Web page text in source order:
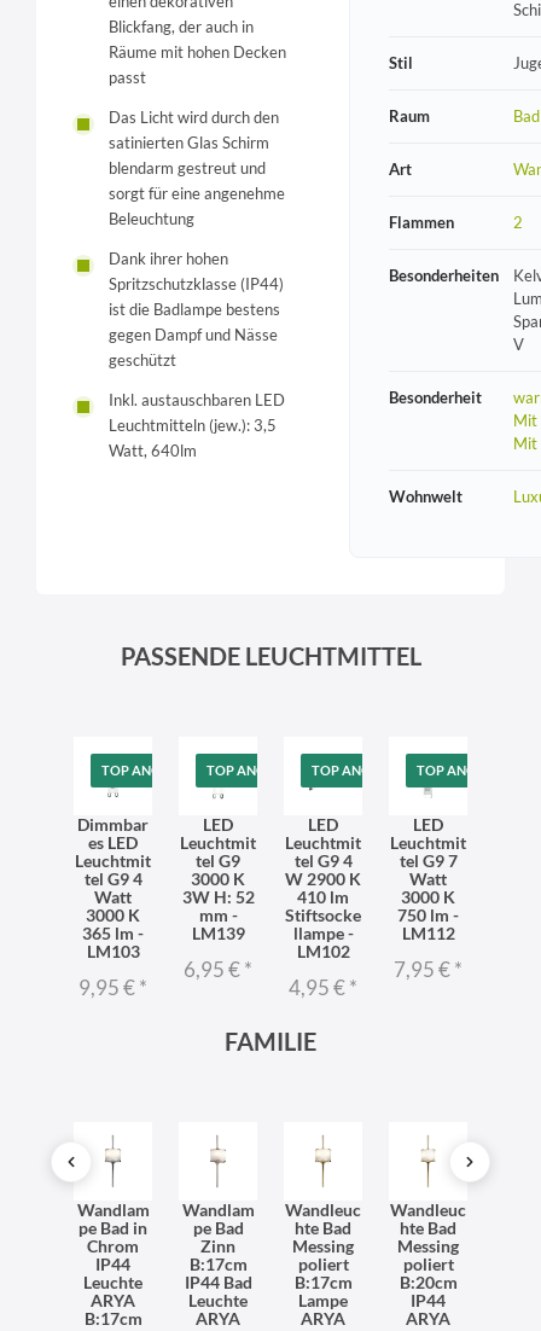
Blickfang, der auch in
Räume mit hohen Decken
passt
Das Licht wird durch den
satinierten Glas Schirm
blendarm gestreut und
sorgt für eine angenehme
Beleuchtung
Dank ihrer hohen
Spritzschutzklasse (IP44)
ist die Badlampe bestens
gegen Dampf und Nässe
geschützt
Inkl. austauschbaren LED
Leuchtmitteln (jew.): 3,5
Watt, 640lm
Stil
Raum Bad
Art
Flammen 2
Besonderheiten
V
Besonderheit
Mit
Mit
Wohnwelt
PASSENDE LEUCHTMITTEL
TOP ANGEBOT
Dimmbar
es LED
Leuchtmit
tel G9 4
Watt
3000 K
365 lm -
LM103
9,95 €*
TOP ANGEBOT
LED
Leuchtmit
tel G9
3000 K
3W H: 52
mm -
LM139
6,95 €*
TOP ANGEBOT
LED
Leuchtmit
tel G9 4
W 2900 K
410 lm
Stiftsocke
llampe -
LM102
4,95 €*
TOP ANGEBOT
LED
Leuchtmit
tel G9 7
Watt
3000 K
750 lm -
LM112
7,95 €*
FAMILIE
Wandlam
pe Bad in
Chrom
IP44
Leuchte
ARYA
B:17cm
Wandlam
pe Bad
Zinn
B:17cm
IP44 Bad
Leuchte
ARYA
Wandleuc
hte Bad
Messing
poliert
B:17cm
Lampe
ARYA
Wandleuc
hte Bad
Messing
poliert
B:20cm
IP44
ARYA